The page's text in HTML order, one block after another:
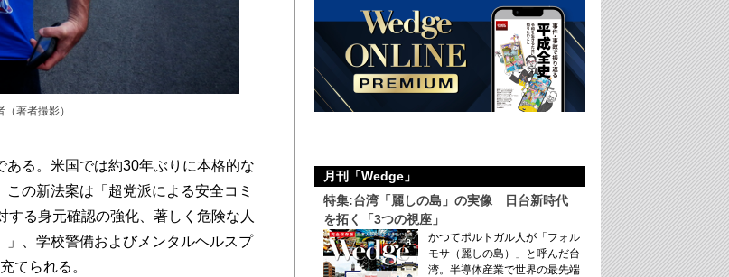
著者撮影）
る。米国では約30年ぶりに本格的な
の新法案は「超党派による安全コミ
する身元確認の強化、著しく危険な人
、学校警備およびメンタルヘルスプ
てられる。
月刊「Wedge」
特集:台湾「麗しの島」の実像 日台新時代
を拓く「3つの視座」
かつてポルトガル人が「フォル
モサ（麗しの島）」と呼んだ台
湾。半導体産業で世界の最先端